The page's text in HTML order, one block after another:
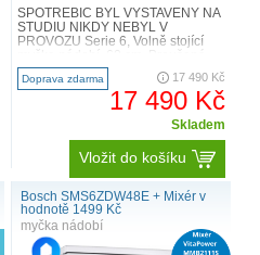
SPOTŘEBIČ BYL VYSTAVENÝ NA
STUDIU NIKDY NEBYL V
PROVOZU Serie 6, Volně stojící
ocel zabraňuje otiskům prstů SMS..
Doprava zdarma 17 490 Kč
17 490 Kč
Skladem
Vložit do košíku
Bosch SMS6ZDW48E + Mixér v
hodnotě 1499 Kč
myčka nádobí